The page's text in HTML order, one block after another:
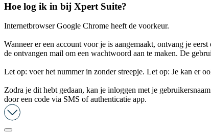
Hoe log ik in bij Xpert Suite?
Internetbrowser Google Chrome heeft de voorkeur.
Wanneer er een account voor je is aangemaakt, ontvang je
de ontvangen mail om een wachtwoord aan te maken. De
Let op: voer het nummer in zonder streepje. Let op: Je kan er
Zodra je dit hebt gedaan, kan je inloggen met je
door een code via SMS of authenticatie app.